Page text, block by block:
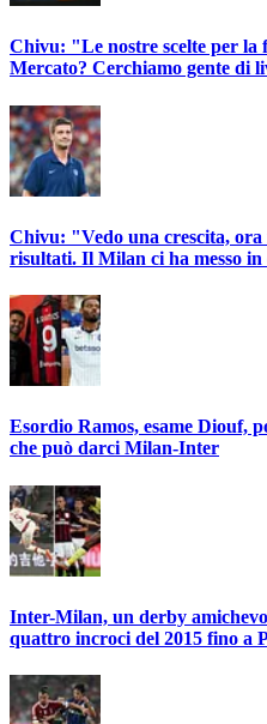
Chivu: "Le nostre scelte per la
Mercato? Cerchiamo gente di
Chivu: "Vedo una crescita,
risultati. Il Milan ci ha messo
Esordio Ramos, esame Diouf,
che può darci Milan-Inter
Inter-Milan, un derby
quattro incroci del 2015 fino a